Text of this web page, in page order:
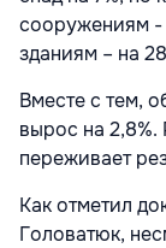
сооружениям -
зданиям – на
Вместе с тем,
вырос на
переживает
Как отметил
Головатюк,